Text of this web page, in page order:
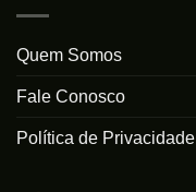
Quem Somos
Fale Conosco
Política de Privacidade